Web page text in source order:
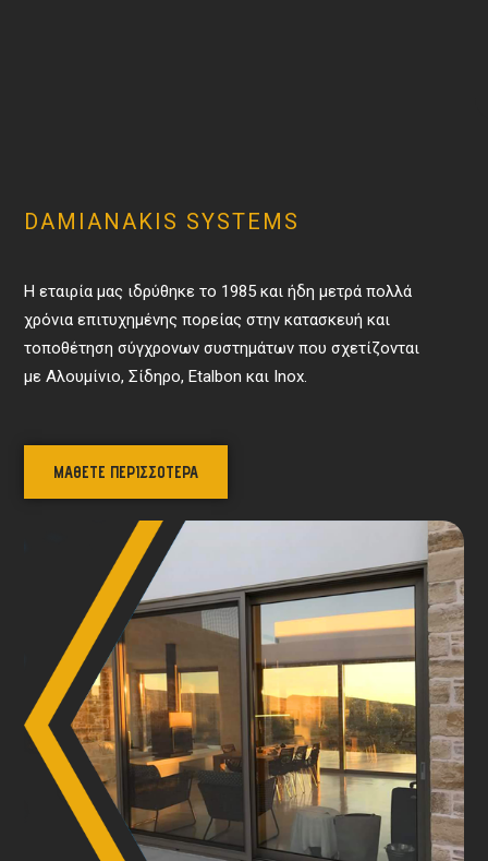
DAMIANAKIS SYSTEMS
Η εταιρία μας ιδρύθηκε το 1985 και ήδη μετρά πολλά
χρόνια επιτυχημένης πορείας στην κατασκευή και
τοποθέτηση σύγχρονων συστημάτων που σχετίζονται
με Αλουμίνιο, Σίδηρο, Etalbon και Inox.
ΜΑΘΕΤΕ ΠΕΡΙΣΣΟΤΕΡΑ